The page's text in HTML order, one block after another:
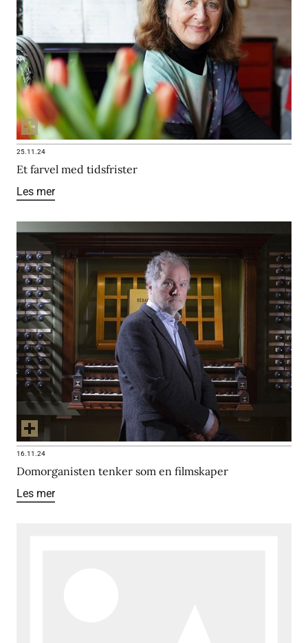
25.11.24
Et farvel med tidsfrister
Les mer
16.11.24
Domorganisten tenker som en filmskaper
Les mer